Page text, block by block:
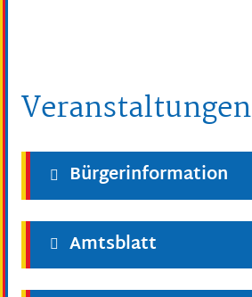
Veranstaltungen
Bürgerinformation
Amtsblatt